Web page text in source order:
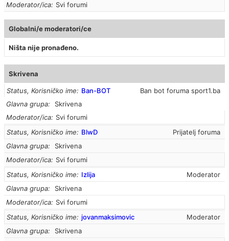
Moderator/ica
Svi forumi
Globalni/e moderatori/ce
Ništa nije pronađeno.
Skrivena
Status, Korisničko ime Ban bot foruma sport1.ba
Ban-BOT
Glavna grupa
Skrivena
Moderator/ica
Svi forumi
Status, Korisničko ime
Prijatelj foruma
BlwD
Glavna grupa
Skrivena
Moderator/ica
Svi forumi
Status, Korisničko ime
Moderator
Izlija
Glavna grupa
Skrivena
Moderator/ica
Svi forumi
Status, Korisničko ime
Moderator
jovanmaksimovic
Glavna grupa
Skrivena